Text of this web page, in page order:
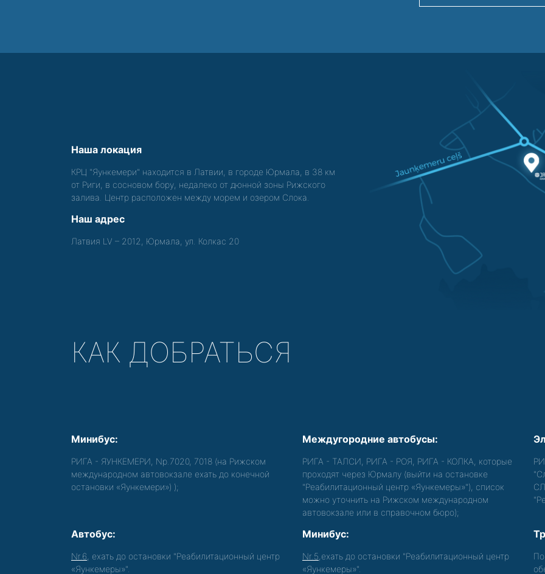
Наша локация
КРЦ "Яункемери" находится в Латвии, в городе Юрмала, в 38 км
от Риги, в сосновом бору, недалеко от дюнной зоны Рижского
залива. Центр расположен между морем и озером Слока.
Наш адрес
Латвия LV – 2012, Юрмала, ул. Колкас 20
КАК ДОБРАТЬСЯ
Минибус:
РИГА - ЯУНКЕМЕРИ, Nр.7020, 7018 (на Рижском
международном автовокзале ехать до конечной
остановки «Яункемери») );
Междугородние автобусы:
РИГА - ТАЛСИ, РИГА - РОЯ, РИГА - КОЛКА, которые
проходят через Юрмалу (выйти на остановке
"Реабилитационный центр «Яункемеры»"), список
можно уточнить на Рижском международном
автовокзале или в справочном бюро);
Автобус:
Nr.6 , ехать до остановки "Реабилитационный центр
«Яункемеры»".
Минибус:
Nr.5 ,ехать до остановки "Реабилитационный центр
«Яункемеры»".